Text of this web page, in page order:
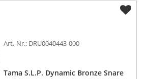
Art.-Nr.: DRU0040443-000
Tama S.L.P. Dynamic Bronze Snare